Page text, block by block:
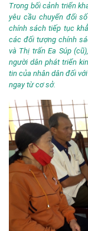
Trong bối cảnh triển
yêu cầu chuyển đổi
chính sách tiếp tục
các đối tượng chính
và Thị trấn Ea Súp
người dân phát triển
tin của nhân dân đối
ngay từ cơ sở.